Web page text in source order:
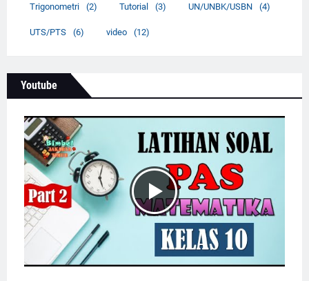
Trigonometri (2) Tutorial (3) UN/UNBK/USBN (4)
UTS/PTS (6) video (12)
Youtube